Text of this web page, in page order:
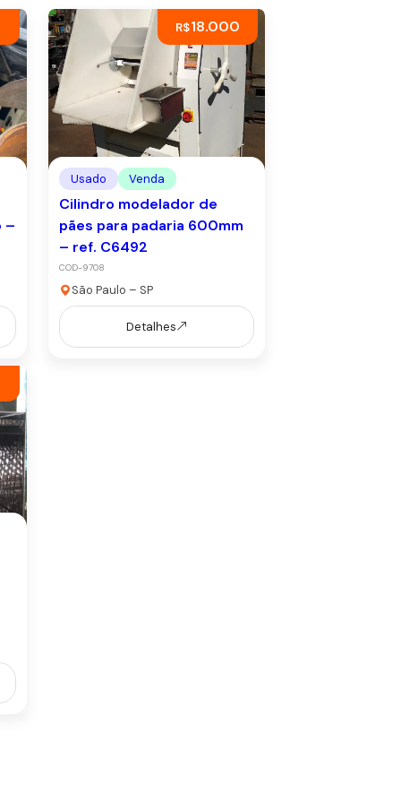
–
R$18.000
Usado Venda
Cilindro modelador de
pães para padaria 600mm
– ref. C6492
COD-9708
São Paulo – SP
Detalhes